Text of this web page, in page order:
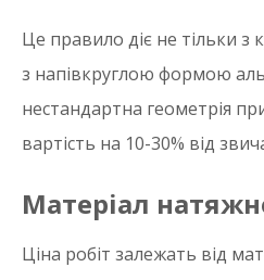
Це правило діє не тільки з
з напівкруглою формою
нестандартна геометрія
вартість на 10-30% від
Матеріал
Ціна робіт залежать від